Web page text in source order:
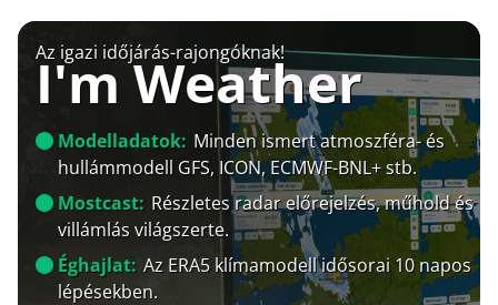
Az igazi időjárás-rajongóknak!
I'm Weather
Modelladatok: Minden ismert atmoszféra- és
hullámmodell GFS, ICON, ECMWF-BNL+ stb.
Mostcast: Részletes radar előrejelzés, műhold és
villámlás világszerte.
Éghajlat: Az ERA5 klímamodell idősorai 10 napos
lépésekben.